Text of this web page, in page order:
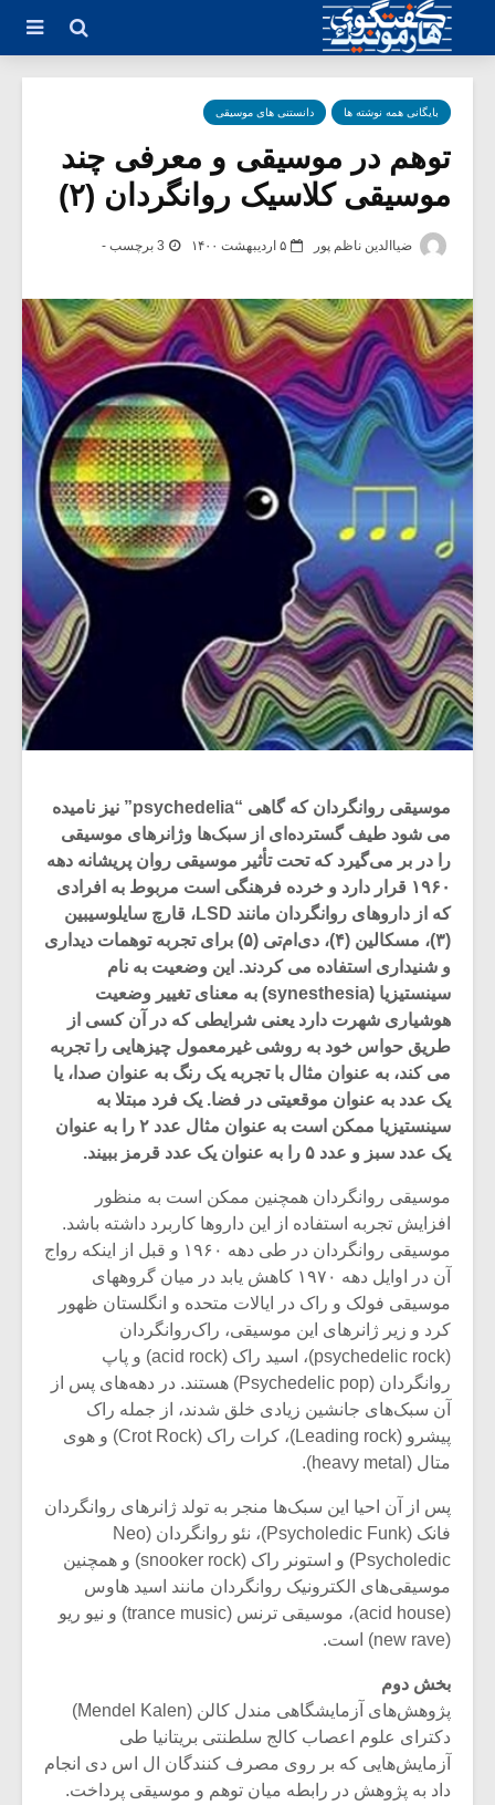
بایگانی همه نوشته ها دانستنی های موسیقی
توهم در موسیقی و معرفی چند
موسیقی‌ کلاسیک روانگردان (۲)
ضیاالدین ناظم پور ۵ اردیبهشت ۱۴۰۰ 3 برچسب -
موسیقی روانگردان که گاهی “psychedelia” نیز نامیده
می شود طیف گسترده‌ای از سبک‌ها وژانرهای موسیقی
را در بر می‌گیرد که تحت تأثیر موسیقی روان پریشانه دهه
۱۹۶۰ قرار دارد و خرده فرهنگی است مربوط به افرادی
که از داروهای روانگردان مانند LSD، قارچ سایلوسیبین
(۳)، مسکالین (۴)، دی‌ام‌تی (۵) برای تجربه توهمات دیداری
و شنیداری استفاده می کردند. این وضعیت به نام
سینستیزیا (synesthesia) به معنای تغییر وضعیت
هوشیاری شهرت دارد یعنی شرایطی که در آن کسی از
طریق حواس خود به روشی غیرمعمول چیزهایی را تجربه
می کند، به عنوان مثال با تجربه یک رنگ به عنوان صدا، یا
یک عدد به عنوان موقعیتی در فضا. یک فرد مبتلا به
سینستیزیا ممکن است به عنوان مثال عدد ۲ را به عنوان
یک عدد سبز و عدد ۵ را به عنوان یک عدد قرمز ببیند.
موسیقی روانگردان همچنین ممکن است به منظور
افزایش تجربه استفاده از این داروها کاربرد داشته باشد.
موسیقی روانگردان در طی دهه ۱۹۶۰ و قبل از اینکه رواج
آن در اوایل دهه ۱۹۷۰ کاهش یابد در میان گروههای
موسیقی فولک و راک در ایالات متحده و انگلستان ظهور
کرد و زیر ژانرهای این موسیقی، راک‌روانگردان
(psychedelic rock)، اسید راک (acid rock) و پاپ
روانگردان (Psychedelic pop) هستند. در دهه‌های پس از
آن سبک‌های جانشین زیادی خلق شدند، از جمله راک
پیشرو (Leading rock)، کرات راک (Crot Rock) و هوی
متال (heavy metal).
پس از آن احیا این سبک‌ها منجر به تولد ژانرهای روانگردان
فانک (Psycholedic Funk)، نئو روانگردان (Neo
Psycholedic) و استونر راک (snooker rock) و همچنین
موسیقی‌های الکترونیک روانگردان مانند اسید هاوس
(acid house)، موسیقی ترنس (trance music) و نیو ریو
(new rave) است.
بخش دوم
پژوهش‌های آزمایشگا‌هی مندل کالن (Mendel Kalen)
دکترای علوم اعصاب کالج سلطنتی بریتانیا طی
آزمایش‌هایی که بر روی مصرف کنندگان ال اس دی انجام
داد به پژوهش در رابطه میان توهم و موسیقی پرداخت.
میکلوش روژا
یادداشتی بر موسیقی
متن فیلم «متری
اگر نمی توانی
مشهورترین باشی،
بدنام ترین باش
دوره
برگزار